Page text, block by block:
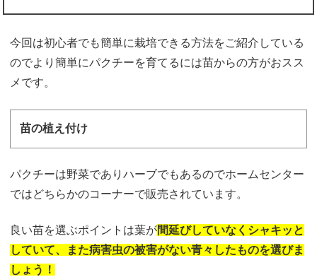
今回は初心者でも簡単に栽培できる方法をご紹介している
のでより簡単にパクチーを育てるには苗からの方がおスス
メです。
苗の植え付け
パクチーは野菜でありハーブでもあるのでホームセンター
ではどちらかのコーナーで販売されています。
良い苗を選ぶポイントは葉が間延びしていなくシャキッと
していて、また病害虫の被害がない青々したものを選びま
しょう！